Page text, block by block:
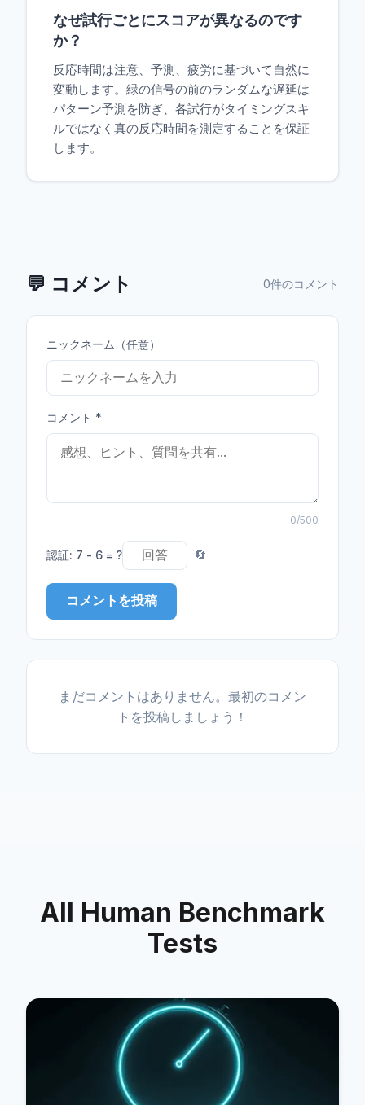
なぜ試行ごとにスコアが異なるのです
か？
反応時間は注意、予測、疲労に基づいて自然に
変動します。緑の信号の前のランダムな遅延は
パターン予測を防ぎ、各試行がタイミングスキ
ルではなく真の反応時間を測定することを保証
します。
💬 コメント 0件のコメント
ニックネーム（任意）
コメント *
0/500
認証: 7 - 6 = ? 🔄
コメントを投稿
まだコメントはありません。最初のコメン
トを投稿しましょう！
All Human Benchmark
Tests